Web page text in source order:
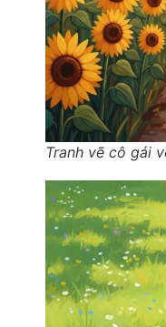
Tranh vẽ cô gái